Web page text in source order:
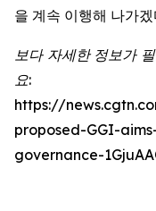
을 계속 이행해 나가
보다 자세한 정보가
요:
https://
proposed-GGI-
governance-